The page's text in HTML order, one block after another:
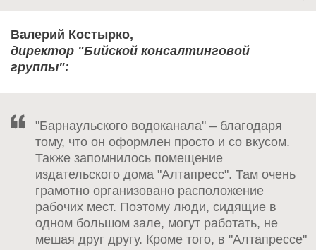
Валерий Костырко,
директор "Бийской консалтинговой
группы":
"Барнаульского водоканала" – благодаря
тому, что он оформлен просто и со вкусом.
Также запомнилось помещение
издательского дома "Алтапресс". Там очень
грамотно организовано расположение
рабочих мест. Поэтому люди, сидящие в
одном большом зале, могут работать, не
мешая друг другу. Кроме того, в "Алтапрессе"